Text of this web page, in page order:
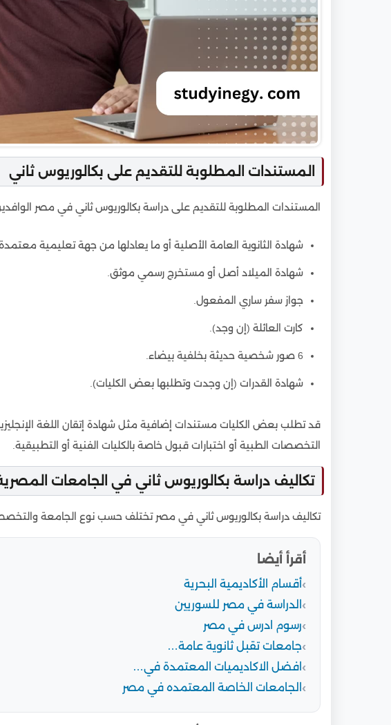
المستندات المطلوبة للتقديم على بكالوريوس ثاني
المستندات المطلوبة للتقديم على دراسة بكالوريوس ثاني في مصر
شهادة الثانوية العامة الأصلية أو ما يعادلها من جهة تعليمية
شهادة الميلاد أصل أو مستخرج رسمي موثق.
جواز سفر ساري المفعول.
كارت العائلة (إن وجد).
6 صور شخصية حديثة بخلفية بيضاء.
شهادة القدرات (إن وجدت وتطلبها بعض الكليات).
قد تطلب بعض الكليات مستندات إضافية مثل شهادة إتقان اللغة
التخصصات الطبية أو اختبارات قبول خاصة بالكليات الفنية أو التطبيقية.
تكاليف دراسة بكالوريوس ثاني في الجامعات
تكاليف دراسة بكالوريوس ثاني في مصر تختلف حسب نوع الجامعة والتخصص
أقرأ أيضا
أقسام الأكاديمية البحرية
الدراسة في مصر للسوريين
رسوم ادرس في مصر
جامعات تقبل ثانوية عامة…
افضل الاكاديميات المعتمدة في…
الجامعات الخاصة المعتمده في مصر